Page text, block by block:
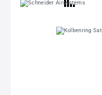
Bildergalerie überspringen